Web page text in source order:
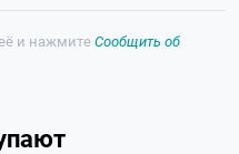
и нажмите Сообщить об